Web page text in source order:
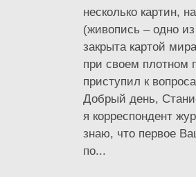
несколько картин,
(живопись – одно
закрыта картой
при своем плотном
приступил к
Добрый день,
я корреспондент
знаю, что первое
по...